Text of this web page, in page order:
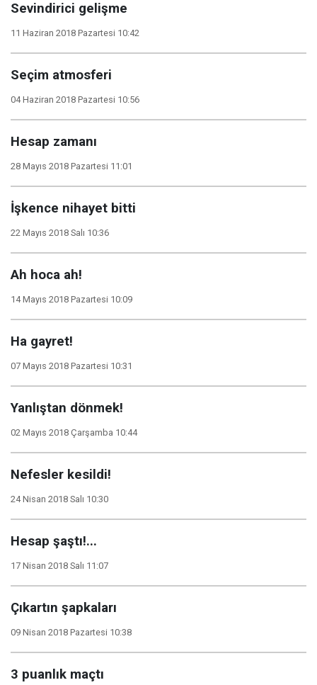
Sevindirici gelişme
11 Haziran 2018 Pazartesi 10:42
Seçim atmosferi
04 Haziran 2018 Pazartesi 10:56
Hesap zamanı
28 Mayıs 2018 Pazartesi 11:01
İşkence nihayet bitti
22 Mayıs 2018 Salı 10:36
Ah hoca ah!
14 Mayıs 2018 Pazartesi 10:09
Ha gayret!
07 Mayıs 2018 Pazartesi 10:31
Yanlıştan dönmek!
02 Mayıs 2018 Çarşamba 10:44
Nefesler kesildi!
24 Nisan 2018 Salı 10:30
Hesap şaştı!...
17 Nisan 2018 Salı 11:07
Çıkartın şapkaları
09 Nisan 2018 Pazartesi 10:38
3 puanlık maçtı